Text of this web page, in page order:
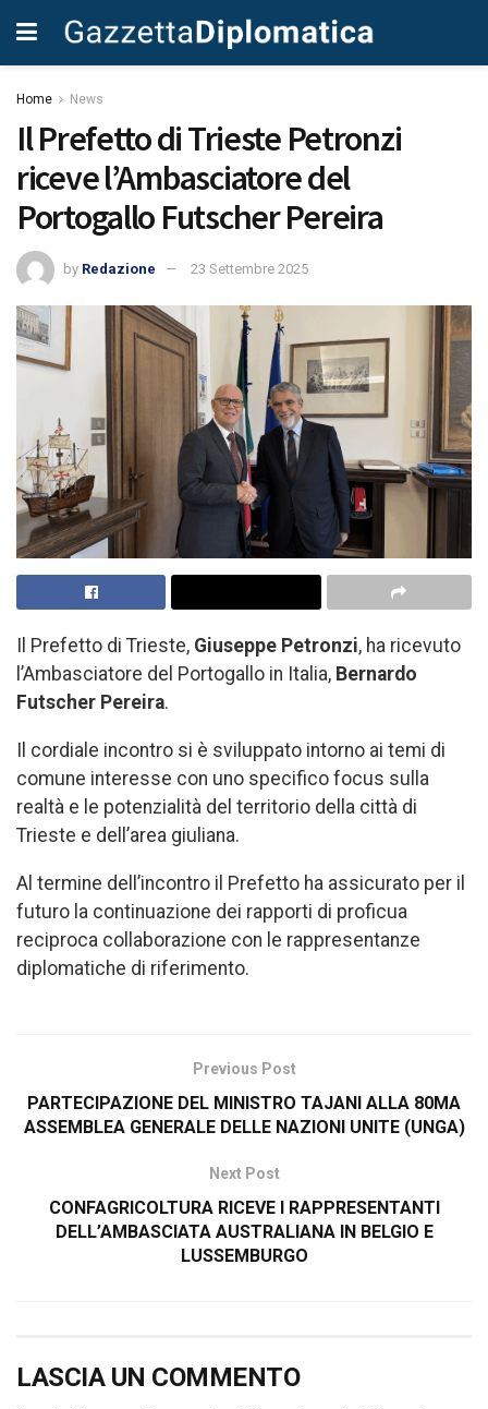
Home News
Il Prefetto di Trieste Petronzi
riceve l’Ambasciatore del
Portogallo Futscher Pereira
by Redazione 23 Settembre 2025
Il Prefetto di Trieste, Giuseppe Petronzi, ha ricevuto
l’Ambasciatore del Portogallo in Italia, Bernardo
Futscher Pereira.
Il cordiale incontro si è sviluppato intorno ai temi di
comune interesse con uno specifico focus sulla
realtà e le potenzialità del territorio della città di
Trieste e dell’area giuliana.
Al termine dell’incontro il Prefetto ha assicurato per il
futuro la continuazione dei rapporti di proficua
reciproca collaborazione con le rappresentanze
diplomatiche di riferimento.
Previous Post
PARTECIPAZIONE DEL MINISTRO TAJANI ALLA 80MA
ASSEMBLEA GENERALE DELLE NAZIONI UNITE (UNGA)
Next Post
CONFAGRICOLTURA RICEVE I RAPPRESENTANTI
DELL’AMBASCIATA AUSTRALIANA IN BELGIO E
LUSSEMBURGO
LASCIA UN COMMENTO